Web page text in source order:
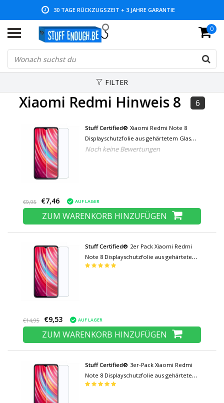
30 TAGE RÜCKZUGSZEIT + 3 JAHRE GARANTIE
NIEDRIGE PREISE UND GROSSE AUSWAHL 0
FILTER
Xiaomi Redmi Hinweis 8 6
Stuff Certified® Xiaomi Redmi Note 8
Displayschutzfolie aus gehärtetem Glas
Hartglas
Noch keine Bewertungen
€9,95 €7,46 AUF LAGER
ZUM WARENKORB HINZUFÜGEN
Stuff Certified® 2er Pack Xiaomi Redmi
Note 8 Displayschutzfolie aus gehärtetem
Glas Hartglas
€14,95 €9,53 AUF LAGER
ZUM WARENKORB HINZUFÜGEN
Stuff Certified® 3er-Pack Xiaomi Redmi
Note 8 Displayschutzfolie aus gehärtetem
Glas Filmglas aus gehärtetem Glas